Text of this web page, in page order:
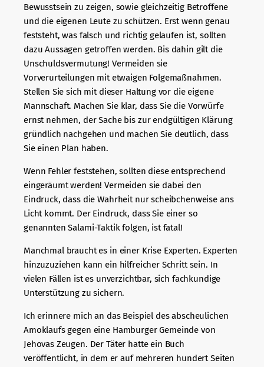
Bewusstsein zu zeigen, sowie gleichzeitig Betroffene
und die eigenen Leute zu schützen. Erst wenn genau
feststeht, was falsch und richtig gelaufen ist, sollten
dazu Aussagen getroffen werden. Bis dahin gilt die
Unschuldsvermutung! Vermeiden sie
Vorverurteilungen mit etwaigen Folgemaßnahmen.
Stellen Sie sich mit dieser Haltung vor die eigene
Mannschaft. Machen Sie klar, dass Sie die Vorwürfe
ernst nehmen, der Sache bis zur endgültigen Klärung
gründlich nachgehen und machen Sie deutlich, dass
Sie einen Plan haben.
Wenn Fehler feststehen, sollten diese entsprechend
eingeräumt werden! Vermeiden sie dabei den
Eindruck, dass die Wahrheit nur scheibchenweise ans
Licht kommt. Der Eindruck, dass Sie einer so
genannten Salami-Taktik folgen, ist fatal!
Manchmal braucht es in einer Krise Experten. Experten
hinzuzuziehen kann ein hilfreicher Schritt sein. In
vielen Fällen ist es unverzichtbar, sich fachkundige
Unterstützung zu sichern.
Ich erinnere mich an das Beispiel des abscheulichen
Amoklaufs gegen eine Hamburger Gemeinde von
Jehovas Zeugen. Der Täter hatte ein Buch
veröffentlicht, in dem er auf mehreren hundert Seiten